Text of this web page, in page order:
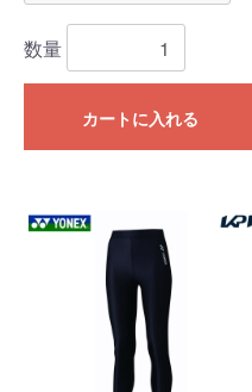
数量
カートに入れる